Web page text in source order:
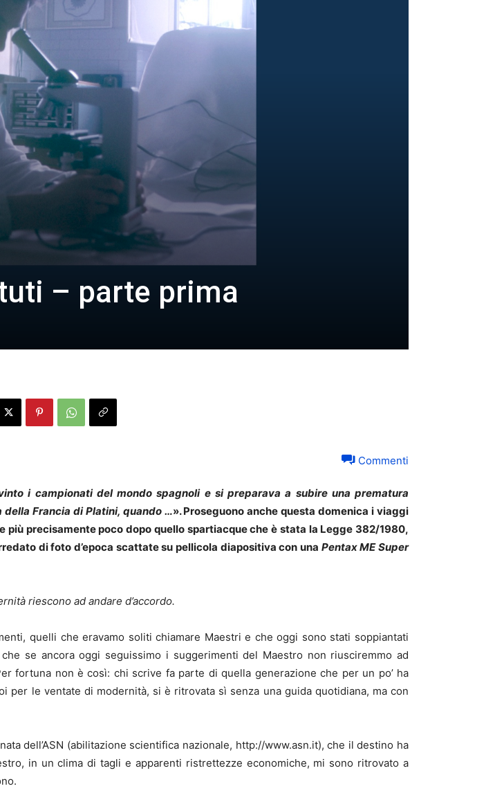
– parte prima
Commenti
i campionati del mondo spagnoli e si preparava a subire una prematura
Francia di Platini, quando …». Proseguono anche questa domenica i viaggi
più precisamente poco dopo quello spartiacque che è stata la Legge 382/1980,
di foto d’epoca scattate su pellicola diapositiva con una Pentax ME Super
riescono ad andare d’accordo.
quelli che eravamo soliti chiamare Maestri e che oggi sono stati soppiantati
se ancora oggi seguissimo i suggerimenti del Maestro non riusciremmo ad
fortuna non è così: chi scrive fa parte di quella generazione che per un po’ ha
per le ventate di modernità, si è ritrovata sì senza una guida quotidiana, ma con
dell’ASN (abilitazione scientifica nazionale, http://www.asn.it), che il destino ha
in un clima di tagli e apparenti ristrettezze economiche, mi sono ritrovato a